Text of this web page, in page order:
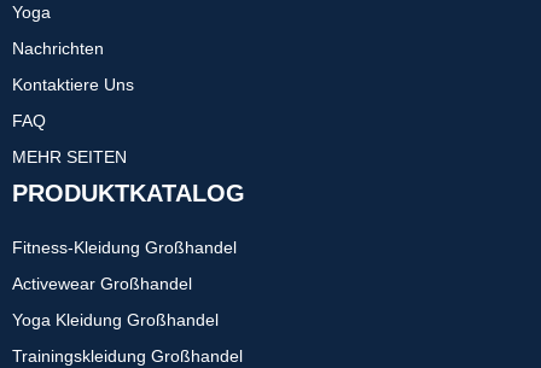
Yoga
Nachrichten
Kontaktiere Uns
FAQ
MEHR SEITEN
PRODUKTKATALOG
Fitness-Kleidung Großhandel
Activewear Großhandel
Yoga Kleidung Großhandel
Trainingskleidung Großhandel